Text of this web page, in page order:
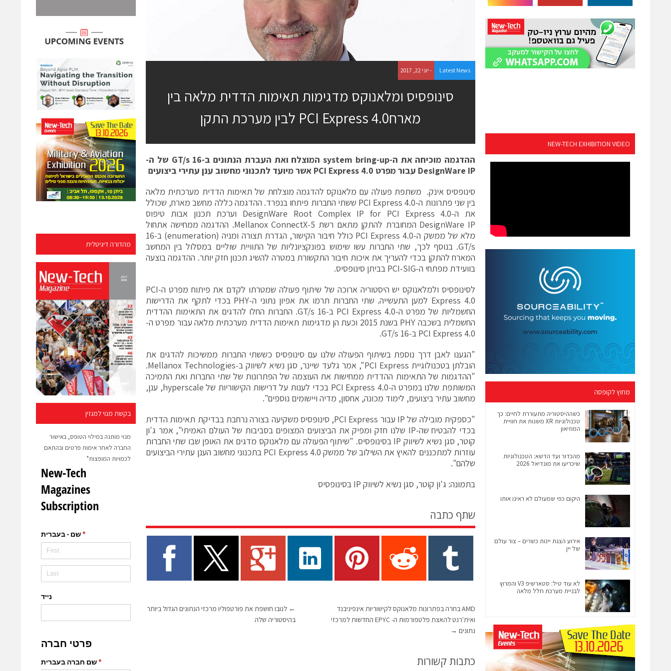
מהדורה דיגיטלית
בקשת מנוי למגזין
מנוי מותנה במילוי הטופס, באישור
החברה לאחר אימות פרטים ובהתאם
לכמויות המופצות*
Latest News - יוני 22, 2017
סינופסיס ומלאנוקס מדגימות תאימות הדדית מלאה בין
מארחPCI Express 4.0 לבין מערכת התקן
ההדגמה מוכיחה את ה-system bring-up המוצלח ואת העברת הנתונים ב-16 GT/s
של ה-
DesignWare IP עבור מפרט PCI Express 4.0 אשר מיועד לתכנוני מחשוב ענן עתירי ביצועים
סינופסיס אינק. משתפת פעולה עם מלאנוקס להדגמה מוצלחת של תאימות הדדית מערכתית מלאה
בין שני פתרונות ה-PCI Express 4.0 ששתי החברות פיתחו בנפרד. ההדגמה כללה מחשב מארח, שכולל
את ה-DesignWare Root Complex IP for PCI Express 4.0 וערכת תכנון אבות טיפוס
DesignWare IP המחוברת להתקן מתאם רשת Mellanox ConnectX-5. ההדגמה ממחישה אתחול
מלא של ממשק ה-PCI Express 4.0 כולל חיבור הקישור, הגדרת תצורה ומניה (enumeration) ב-16
GT/s. בנוסף לכך, שתי החברות עשו שימוש בפונקציונליות של התוויית שוליים במסלול בין המחשב
המארח להתקן בכדי להעריך את איכות חיבור התקשורת במטרה להשיג תכנון חזק יותר. ההדגמה בוצעה
בוועידת מפתחי ה-PCI-SIG בביתן סינופסיס.
לסינופסיס ולמלאנוקס יש היסטוריה ארוכה של שיתוף פעולה שמטרתו לקדם את פיתוח מפרט ה-PCI
Express 4.0 למען התעשייה. שתי החברות תרמו את אפיון נתוני ה-PHY בכדי לתקף את הדרישות
החשמליות של מפרט ה-PCI Express 4.0 ב-16 GT/s. החברות החלו להדגים את התאימות ההדדית
החשמלית בשכבה PHY בשנת 2015 וכעת הן מדגימות תאימות הדדית מערכתית מלאה עבור מפרט ה-
PCI Express 4.0 ב-16 GT/s.
"הגענו לאבן דרך נוספת בשיתוף הפעולה שלנו עם סינופסיס כששתי החברות ממשיכות להדגים את
הובלתן בטכנולוגיית PCI Express", אמר גלעד שיינר, סגן נשיא לשיווק ב-Mellanox Technologies.
"ההדגמות של התאימות ההדדית ממחישות את העוצמה של הפתרונות של שתי החברות ואת התמיכה
המשותפת שלנו במפרט ה-PCI Express 4.0 בכדי לענות על דרישות הקישוריות של hyperscale, ענן,
מחשוב עתיר ביצועים, לימוד מכונה, אחסון, מדיה ויישומים נוספים".
"כספקית מובילה של IP עבור PCI Express, סינופסיס משקיעה בצורה נרחבת בבדיקת תאימות הדדית
בכדי להבטיח שה-IP שלנו חזק ומפיק את הביצועים המצופים בסביבות של העולם האמיתי", אמר ג'ון
קוטר, סגן נשיא לשיווק IP בסינופסיס. "שיתוף הפעולה עם מלאנוקס מדגים את האופן שבו שתי החברות
עוזרות למתכננים להאיץ את השילוב של ממשק PCI Express 4.0 בתכנוני מחשוב הענן עתירי הביצועים
שלהם".
בתמונה: ג'ון קוטר, סגן נשיא לשיווק IP בסינופסיס
שתף כתבה
← לנובו חושפת את פורטפוליו מרכזי הנתונים הגדול ביותר
בהיסטוריה שלה
AMD בחרה בפתרונות מלאנוקס לקישוריות אינפיניבנד
ואית'רנט להאצת פלטפורמות ה- EPYC החדשות למרכזי
נתונים →
כתבות קשורות
NEW-TECH EXHIBITION VIDEO
מחוץ לקופסה
כשההיסטוריה מתעוררת לחיים: כך
טכנולוגיות XR משנות את חוויית
המוזיאון
מהכדור ועד הדשא: הטכנולוגיות
שיכריעו את מונדיאל 2026
היקום כפי שמעולם לא ראינו אותו
אירוע הצגת יינות כשרים – צור עולם
של יין
לא עוד טיל: סטארשיפ V3 והמרוץ
לבניית מערכת חלל מלאה